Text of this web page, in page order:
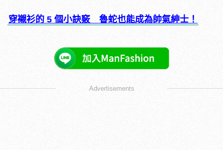
穿襯衫的 5 個小訣竅 魯蛇也能成為帥氣紳士！
Advertisements